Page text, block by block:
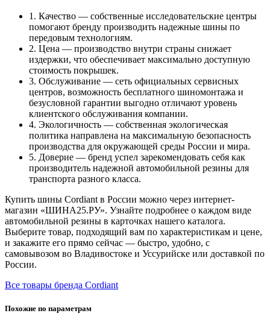
1. Качество — собственные исследовательские центры
помогают бренду производить надежные шины по
передовым технологиям.
2. Цена — производство внутри страны снижает
издержки, что обеспечивает максимально доступную
стоимость покрышек.
3. Обслуживание — сеть официальных сервисных
центров, возможность бесплатного шиномонтажа и
безусловной гарантии выгодно отличают уровень
клиентского обслуживания компании.
4. Экологичность — собственная экологическая
политика направлена на максимальную безопасность
производства для окружающей среды России и мира.
5. Доверие — бренд успел зарекомендовать себя как
производитель надежной автомобильной резины для
транспорта разного класса.
Купить шины Cordiant в России можно через интернет-
магазин «ШИНА25.РУ». Узнайте подробнее о каждом виде
автомобильной резины в карточках нашего каталога.
Выберите товар, подходящий вам по характеристикам и цене,
и закажите его прямо сейчас — быстро, удобно, с
самовывозом во Владивостоке и Уссурийске или доставкой по
России.
Все товары бренда Cordiant
Похожие по параметрам